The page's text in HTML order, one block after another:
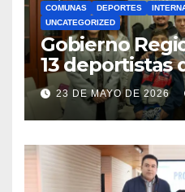
COMUNAS DEPORTES
UNCATEGORIZED
Gobierno
13 deportistas
bandera
competencias
23 DE MAYO DE 2026